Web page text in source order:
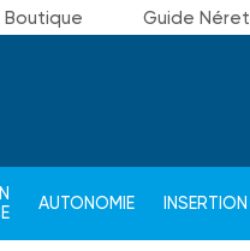
Boutique Guide Néret
AUTONOMIE INSERTION